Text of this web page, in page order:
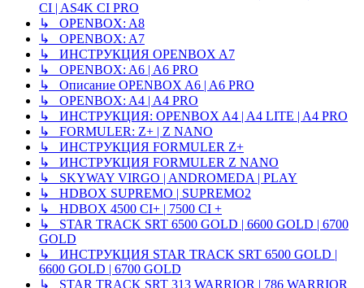
CI | AS4K CI PRO
↳ OPENBOX: A8
↳ OPENBOX: A7
↳ ИНСТРУКЦИЯ OPENBOX A7
↳ OPENBOX: A6 | A6 PRO
↳ Описание OPENBOX A6 | A6 PRO
↳ OPENBOX: A4 | A4 PRO
↳ ИНСТРУКЦИЯ: OPENBOX A4 | A4 LITE | A4 PRO
↳ FORMULER: Z+ | Z NANO
↳ ИНСТРУКЦИЯ FORMULER Z+
↳ ИНСТРУКЦИЯ FORMULER Z NANO
↳ SKYWAY VIRGO | ANDROMEDA | PLAY
↳ HDBOX SUPREMO | SUPREMO2
↳ HDBOX 4500 CI+ | 7500 CI +
↳ STAR TRACK SRT 6500 GOLD | 6600 GOLD | 6700
GOLD
↳ ИНСТРУКЦИЯ STAR TRACK SRT 6500 GOLD |
6600 GOLD | 6700 GOLD
↳ STAR TRACK SRT 313 WARRIOR | 786 WARRIOR